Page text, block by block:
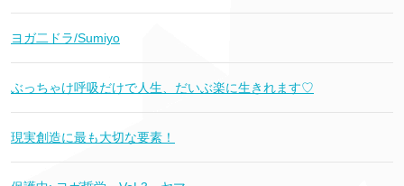
ヨガ二ドラ/Sumiyo
ぶっちゃけ呼吸だけで人生、だいぶ楽に生きれます♡
現実創造に最も大切な要素！